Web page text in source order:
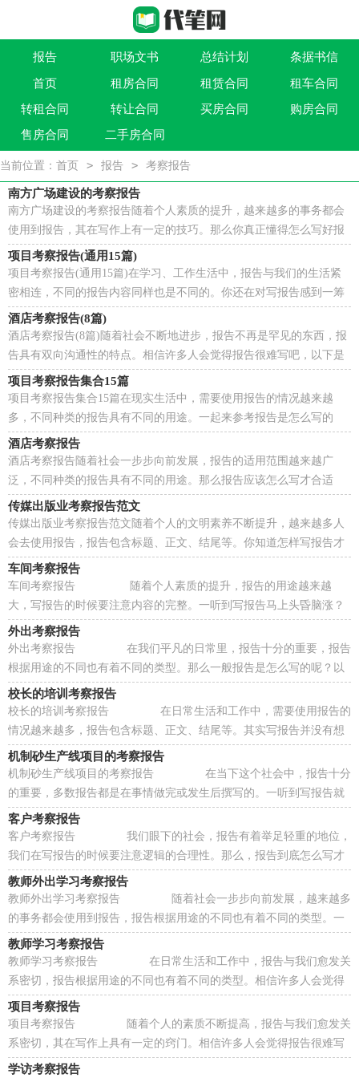
报告 职场文书 总结计划 条据书信
作文大全 实用文 祝福语 买卖类合同
借贷类合同 建筑类合同 劳动类合同 租售类合同
首页 租房合同 租赁合同
租车合同
转租合同
转让合同 买房合同
购房合同
售房合同
二手房合同
当前位置： 首页 > 报告 > 考察报告
南方广场建设的考察报告
南方广场建设的考察报告随着个人素质的提升，越来越多的事务都会
使用到报告，其在写作上有一定的技巧。那么你真正懂得怎么写好报
告吗？下面是小编精心整理的南方广场建设的考察报...
项目考察报告(通用15篇)
项目考察报告(通用15篇)在学习、工作生活中，报告与我们的生活紧
密相连，不同的报告内容同样也是不同的。你还在对写报告感到一筹
莫展吗？以下是小编收集整理的项目考察报告，希望能...
酒店考察报告(8篇)
酒店考察报告(8篇)随着社会不断地进步，报告不再是罕见的东西，报
告具有双向沟通性的特点。相信许多人会觉得报告很难写吧，以下是
小编帮大家整理的酒店考察报告，希望能够帮助到大...
项目考察报告集合15篇
项目考察报告集合15篇在现实生活中，需要使用报告的情况越来越
多，不同种类的报告具有不同的用途。一起来参考报告是怎么写的
吧，以下是小编帮大家整理的项目考察报告，欢迎阅读，希望...
酒店考察报告
酒店考察报告随着社会一步步向前发展，报告的适用范围越来越广
泛，不同种类的报告具有不同的用途。那么报告应该怎么写才合适
呢？以下是小编精心整理的酒店考察报告，仅供参考，大家一...
传媒出版业考察报告范文
传媒出版业考察报告范文随着个人的文明素养不断提升，越来越多人
会去使用报告，报告包含标题、正文、结尾等。你知道怎样写报告才
能写的好吗？下面是小编帮大家整理的传媒出版业考...
车间考察报告
车间考察报告 随着个人素质的提升，报告的用途越来越
大，写报告的时候要注意内容的完整。一听到写报告马上头昏脑涨？
下面是小编整理的车间考察报告 ，仅供参考，大家...
外出考察报告
外出考察报告 在我们平凡的日常里，报告十分的重要，报告
根据用途的不同也有着不同的类型。那么一般报告是怎么写的呢？以
下是小编收集整理的外出考察报告，欢迎大家...
校长的培训考察报告
校长的培训考察报告 在日常生活和工作中，需要使用报告的
情况越来越多，报告包含标题、正文、结尾等。其实写报告并没有想
象中那么难，以下是小编收集整理的校长的...
机制砂生产线项目的考察报告
机制砂生产线项目的考察报告 在当下这个社会中，报告十分
的重要，多数报告都是在事情做完或发生后撰写的。一听到写报告就
拖延症懒癌齐复发？以下是小编整理的机制...
客户考察报告
客户考察报告 我们眼下的社会，报告有着举足轻重的地位，
我们在写报告的时候要注意逻辑的合理性。那么，报告到底怎么写才
合适呢？下面是小编收集整理的客户考察报告...
教师外出学习考察报告
教师外出学习考察报告 随着社会一步步向前发展，越来越多
的事务都会使用到报告，报告根据用途的不同也有着不同的类型。一
起来参考报告是怎么写的吧，以下是小编为...
教师学习考察报告
教师学习考察报告 在日常生活和工作中，报告与我们愈发关
系密切，报告根据用途的不同也有着不同的类型。相信许多人会觉得
报告很难写吧，下面是小编精心整理的教师...
项目考察报告
项目考察报告 随着个人的素质不断提高，报告与我们愈发关
系密切，其在写作上具有一定的窍门。相信许多人会觉得报告很难写
吧，以下是小编整理的项目考察报告，仅供参...
学访考察报告